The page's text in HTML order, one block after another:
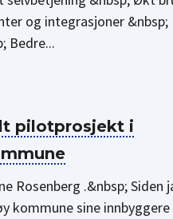
og integrasjoner &nbsp;
Bedre...
pilotprosjekt i
Rosenberg .&nbsp; Siden
kommune sine